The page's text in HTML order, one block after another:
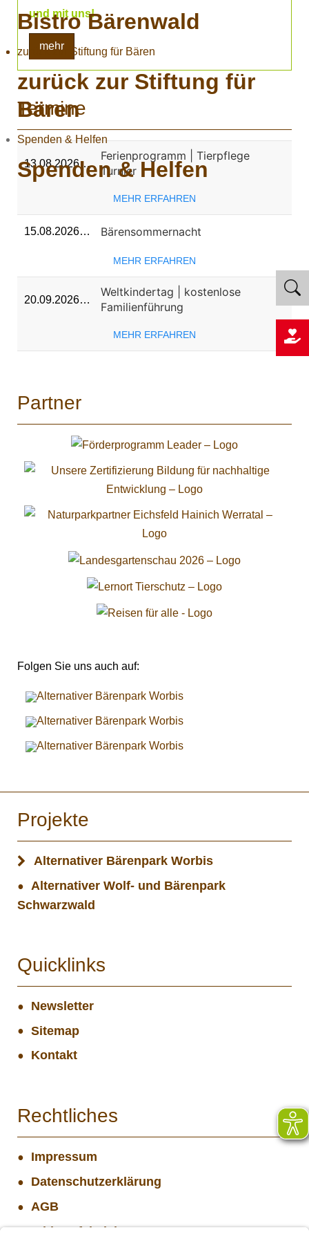
Bistro Bärenwald
zurück zur Stiftung für Bären
zurück zur Stiftung für
Bären
Spenden & Helfen
Spenden & Helfen
und mit uns!
mehr
Termine
13.08.2026…
Ferienprogramm | Tierpflege
Turnier
MEHR ERFAHREN
15.08.2026… Bärensommernacht
MEHR ERFAHREN
20.09.2026…
Weltkindertag | kostenlose
Familienführung
MEHR ERFAHREN
Partner
Folgen Sie uns auch auf:
Projekte
Alternativer Bärenpark Worbis
Alternativer Wolf- und Bärenpark
Schwarzwald
Quicklinks
Newsletter
Sitemap
Kontakt
Rechtliches
Impressum
Datenschutzerklärung
AGB
Widerrufsbelehrung